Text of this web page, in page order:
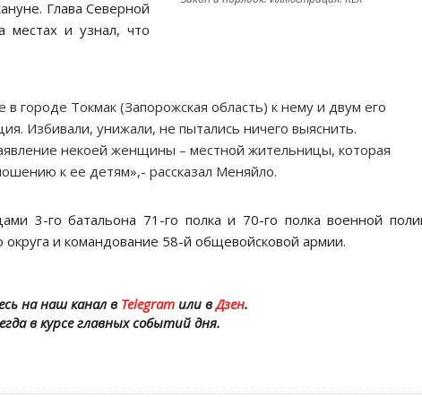
Глава Северной
местах и узнал, что
в городе Токмак (Запорожская область) к нему и двум его
Избивали, унижали, не пытались ничего выяснить.
некоей женщины – местной жительницы, которая
к ее детям»,- рассказал Меняйло.
3-го батальона 71-го полка и 70-го полка военной
и командование 58-й общевойсковой армии.
на наш канал вTelegramили вДзен.
в курсе главных событий дня.